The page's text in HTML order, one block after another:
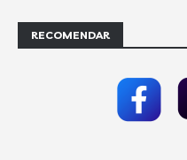
RECOMENDAR